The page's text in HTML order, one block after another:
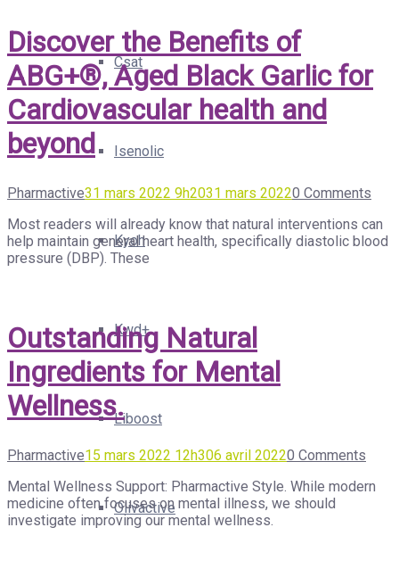
Csat
Isenolic
Kyoh
Kwd+
Liboost
Olivactive
Discover the Benefits of
ABG+®, Aged Black Garlic for
Cardiovascular health and
beyond
Pharmactive31 mars 2022 9h2031 mars 20220 Comments
Most readers will already know that natural interventions can
help maintain general heart health, specifically diastolic blood
pressure (DBP). These
Outstanding Natural
Ingredients for Mental
Wellness.
Pharmactive15 mars 2022 12h306 avril 20220 Comments
Mental Wellness Support: Pharmactive Style. While modern
medicine often focuses on mental illness, we should
investigate improving our mental wellness.